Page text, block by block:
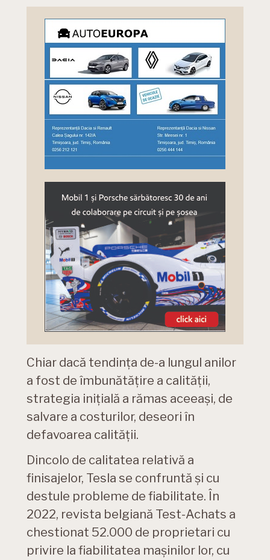
Chiar dacă tendința de-a lungul anilor
a fost de îmbunătățire a calității,
strategia inițială a rămas aceeași, de
salvare a costurilor, deseori în
defavoarea calității.
Dincolo de calitatea relativă a
finisajelor, Tesla se confruntă și cu
destule probleme de fiabilitate. În
2022, revista belgiană Test-Achats a
chestionat 52.000 de proprietari cu
privire la fiabilitatea mașinilor lor, cu